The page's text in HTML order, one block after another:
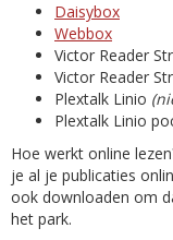
Daisybox
Webbox
Victor Reader
Victor Reader
Plextalk Linio
Plextalk Linio
Hoe werkt online
je al je publicaties
ook downloaden om
het park.